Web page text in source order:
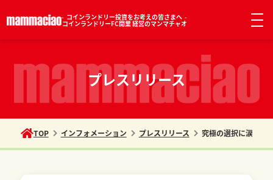
コインランドリー投資をお考えの皆さまへ
コインランドリーFC開業 経営のマンマチャオ
プレスリリース
TOP インフォメーション プレスリリース 究極の選択に涙なし